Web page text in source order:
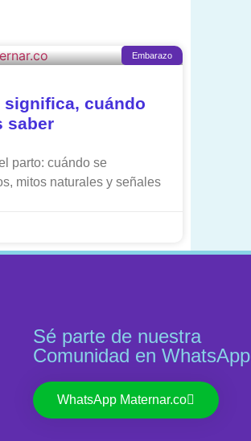
Embarazo
cuándo
saber
parto: cuándo se
mitos naturales y señales
Sé parte de nuestra
Comunidad en WhatsApp
WhatsApp Maternar.co